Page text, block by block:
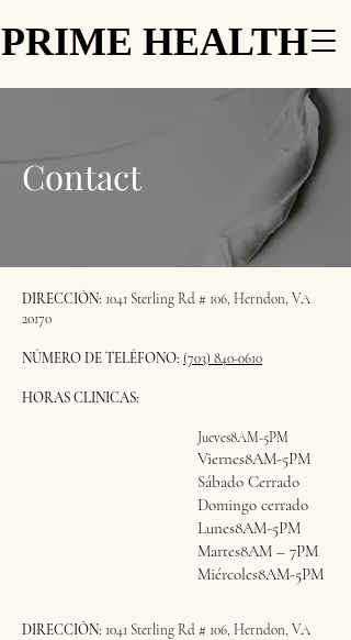
PRIME HEALTH
PRIME HEALTH
Contact
DIRECCIÓN: 1041 Sterling Rd # 106, Herndon, VA
20170
NÚMERO DE TELÉFONO: (703) 840-0610
HORAS CLINICAS:
Jueves8AM-5PM
Viernes8AM-5PM
Sábado Cerrado
Domingo cerrado
Lunes8AM-5PM
Martes8AM – 7PM
Miércoles8AM-5PM
DIRECCIÓN: 1041 Sterling Rd # 106, Herndon, VA